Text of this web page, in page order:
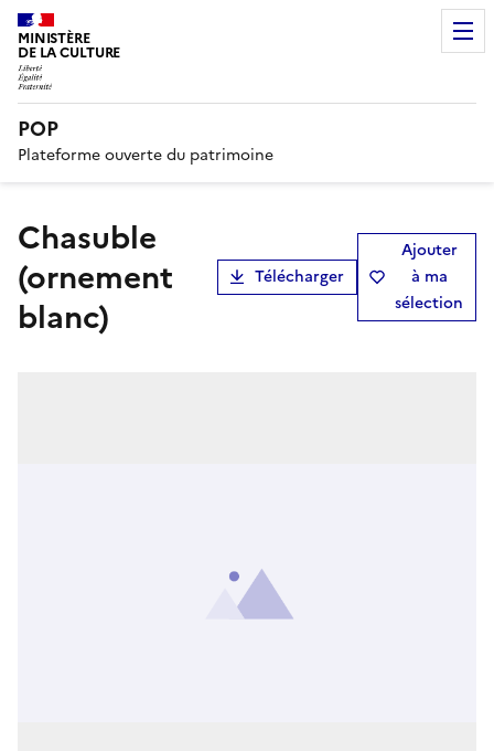
MINISTÈRE
DE LA CULTURE
POP
Plateforme ouverte du patrimoine
chasuble
(ornement
blanc)
Télécharger
Ajouter
à ma
sélection